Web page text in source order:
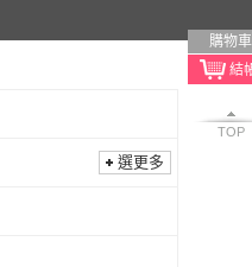
購物車
TOP
選更多